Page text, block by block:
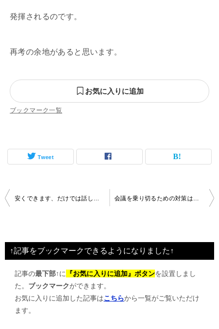
発揮されるのです。
再考の余地があると思います。
お気に入りに追加
ブックマーク一覧
Tweet
投
ビ
ゲ
↑記事をブックマークできるようになりました↑
記事の最下部↑に 『お気に入りに追加』ボタンを設置しまし
た。 ブックマークができます。
お気に入りに追加した記事はこちらから一覧がご覧いただけ
ます。